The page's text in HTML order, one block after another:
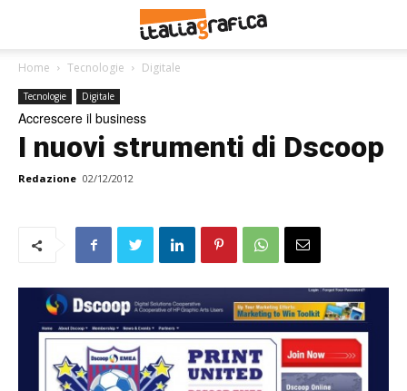
Home Tecnologie Digitale
Tecnologie Digitale
Accrescere il business
I nuovi strumenti di Dscoop
Redazione 02/12/2012